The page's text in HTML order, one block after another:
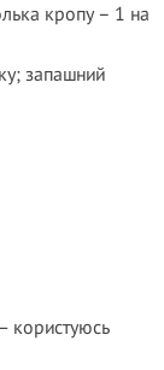
кропу – 1 на
запашний
користуюсь